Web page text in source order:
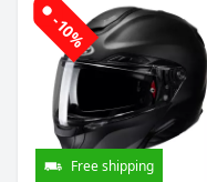
-10%
Free shipping